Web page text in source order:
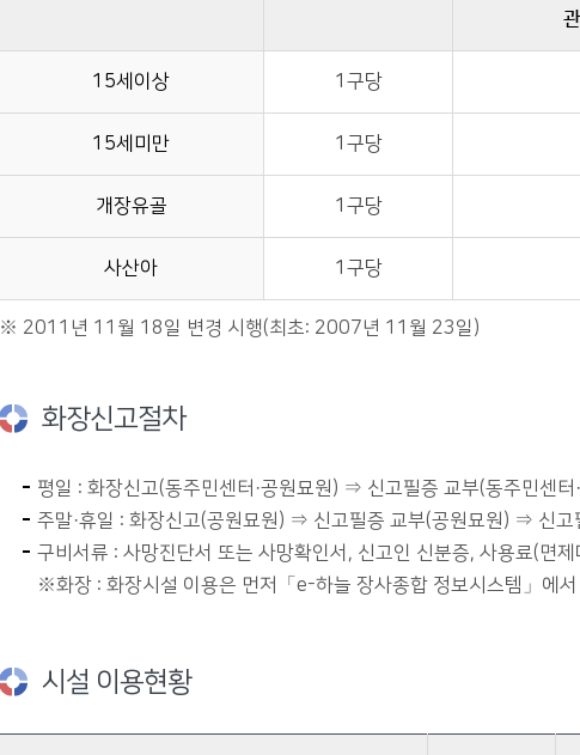
15세이상 1구당
15세미만 1구당
개장유골 1구당
사산아 1구당
※ 2011년 11월 18일 변경 시행(최초: 2007년 11월 23일)
화장신고절차
평일 : 화장신고(동주민센터·공원묘원) ⇒ 신고필증 교부(동주민센
주말·휴일 : 화장신고(공원묘원) ⇒ 신고필증 교부(공원묘원) ⇒ 신
구비서류 : 사망진단서 또는 사망확인서, 신고인 신분증, 사용료(면
※화장 : 화장시설 이용은 먼저「e-하늘 장사종합 정보시스템」에
시설 이용현황